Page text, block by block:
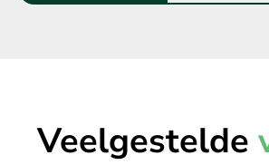
Veelgestelde